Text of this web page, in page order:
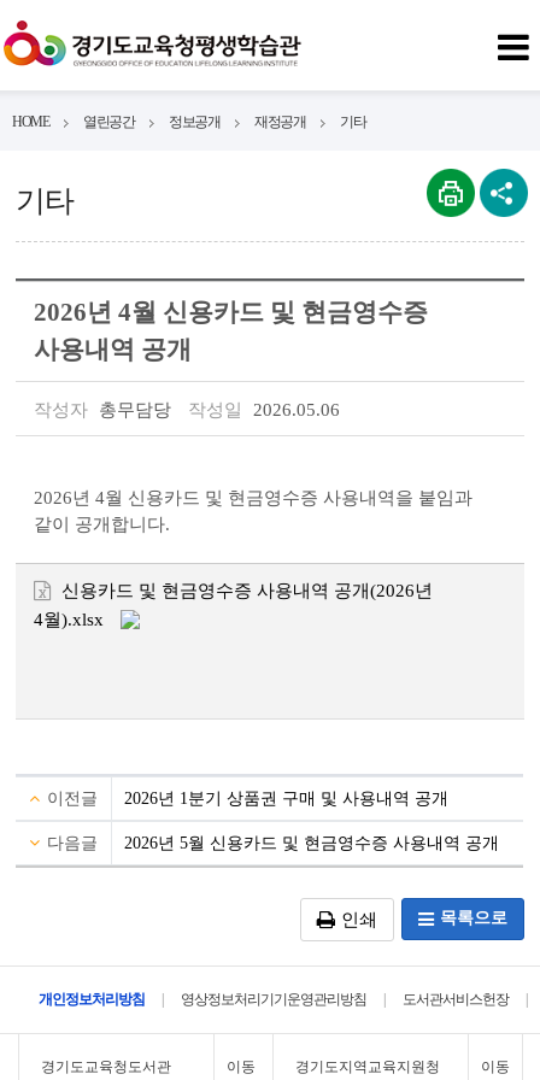
HOME 열린공간 정보공개 재정공개 기타
기타
2026년 4월 신용카드 및 현금영수증
사용내역 공개
작성자 총무담당 작성일 2026.05.06
2026년 4월 신용카드 및 현금영수증 사용내역을 붙임과
같이 공개합니다.
신용카드 및 현금영수증 사용내역 공개(2026년
4월).xlsx
이전글 2026년 1분기 상품권 구매 및 사용내역 공개
다음글 2026년 5월 신용카드 및 현금영수증 사용내역 공개
인쇄 목록으로
개인정보처리방침 | 영상정보처리기기운영관리방침 | 도서관서비스헌장 |
경기도교육청도서관 이동 경기도지역교육지원청 이동